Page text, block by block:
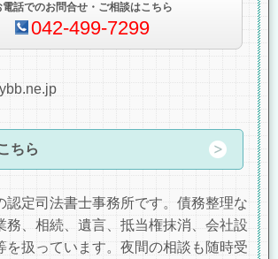
電話でのお問合せ・ご相談はこちら
042-499-7299
ちら
認定司法書士事務所です。債務整理な
務、相続、遺言、抵当権抹消、会社設
を扱っています。夜間の相談も随時受